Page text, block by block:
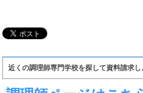
近くの調理師専門学校を探して資料請求し